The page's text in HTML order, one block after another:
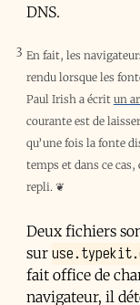
DNS.
3 En fait, les
rendu lorsque les
Paul Irish a écrit un
courante est de
qu’une fois la fonte
temps et dans ce
repli. ❦
Deux fichiers
sur
fait office de
navigateur, il